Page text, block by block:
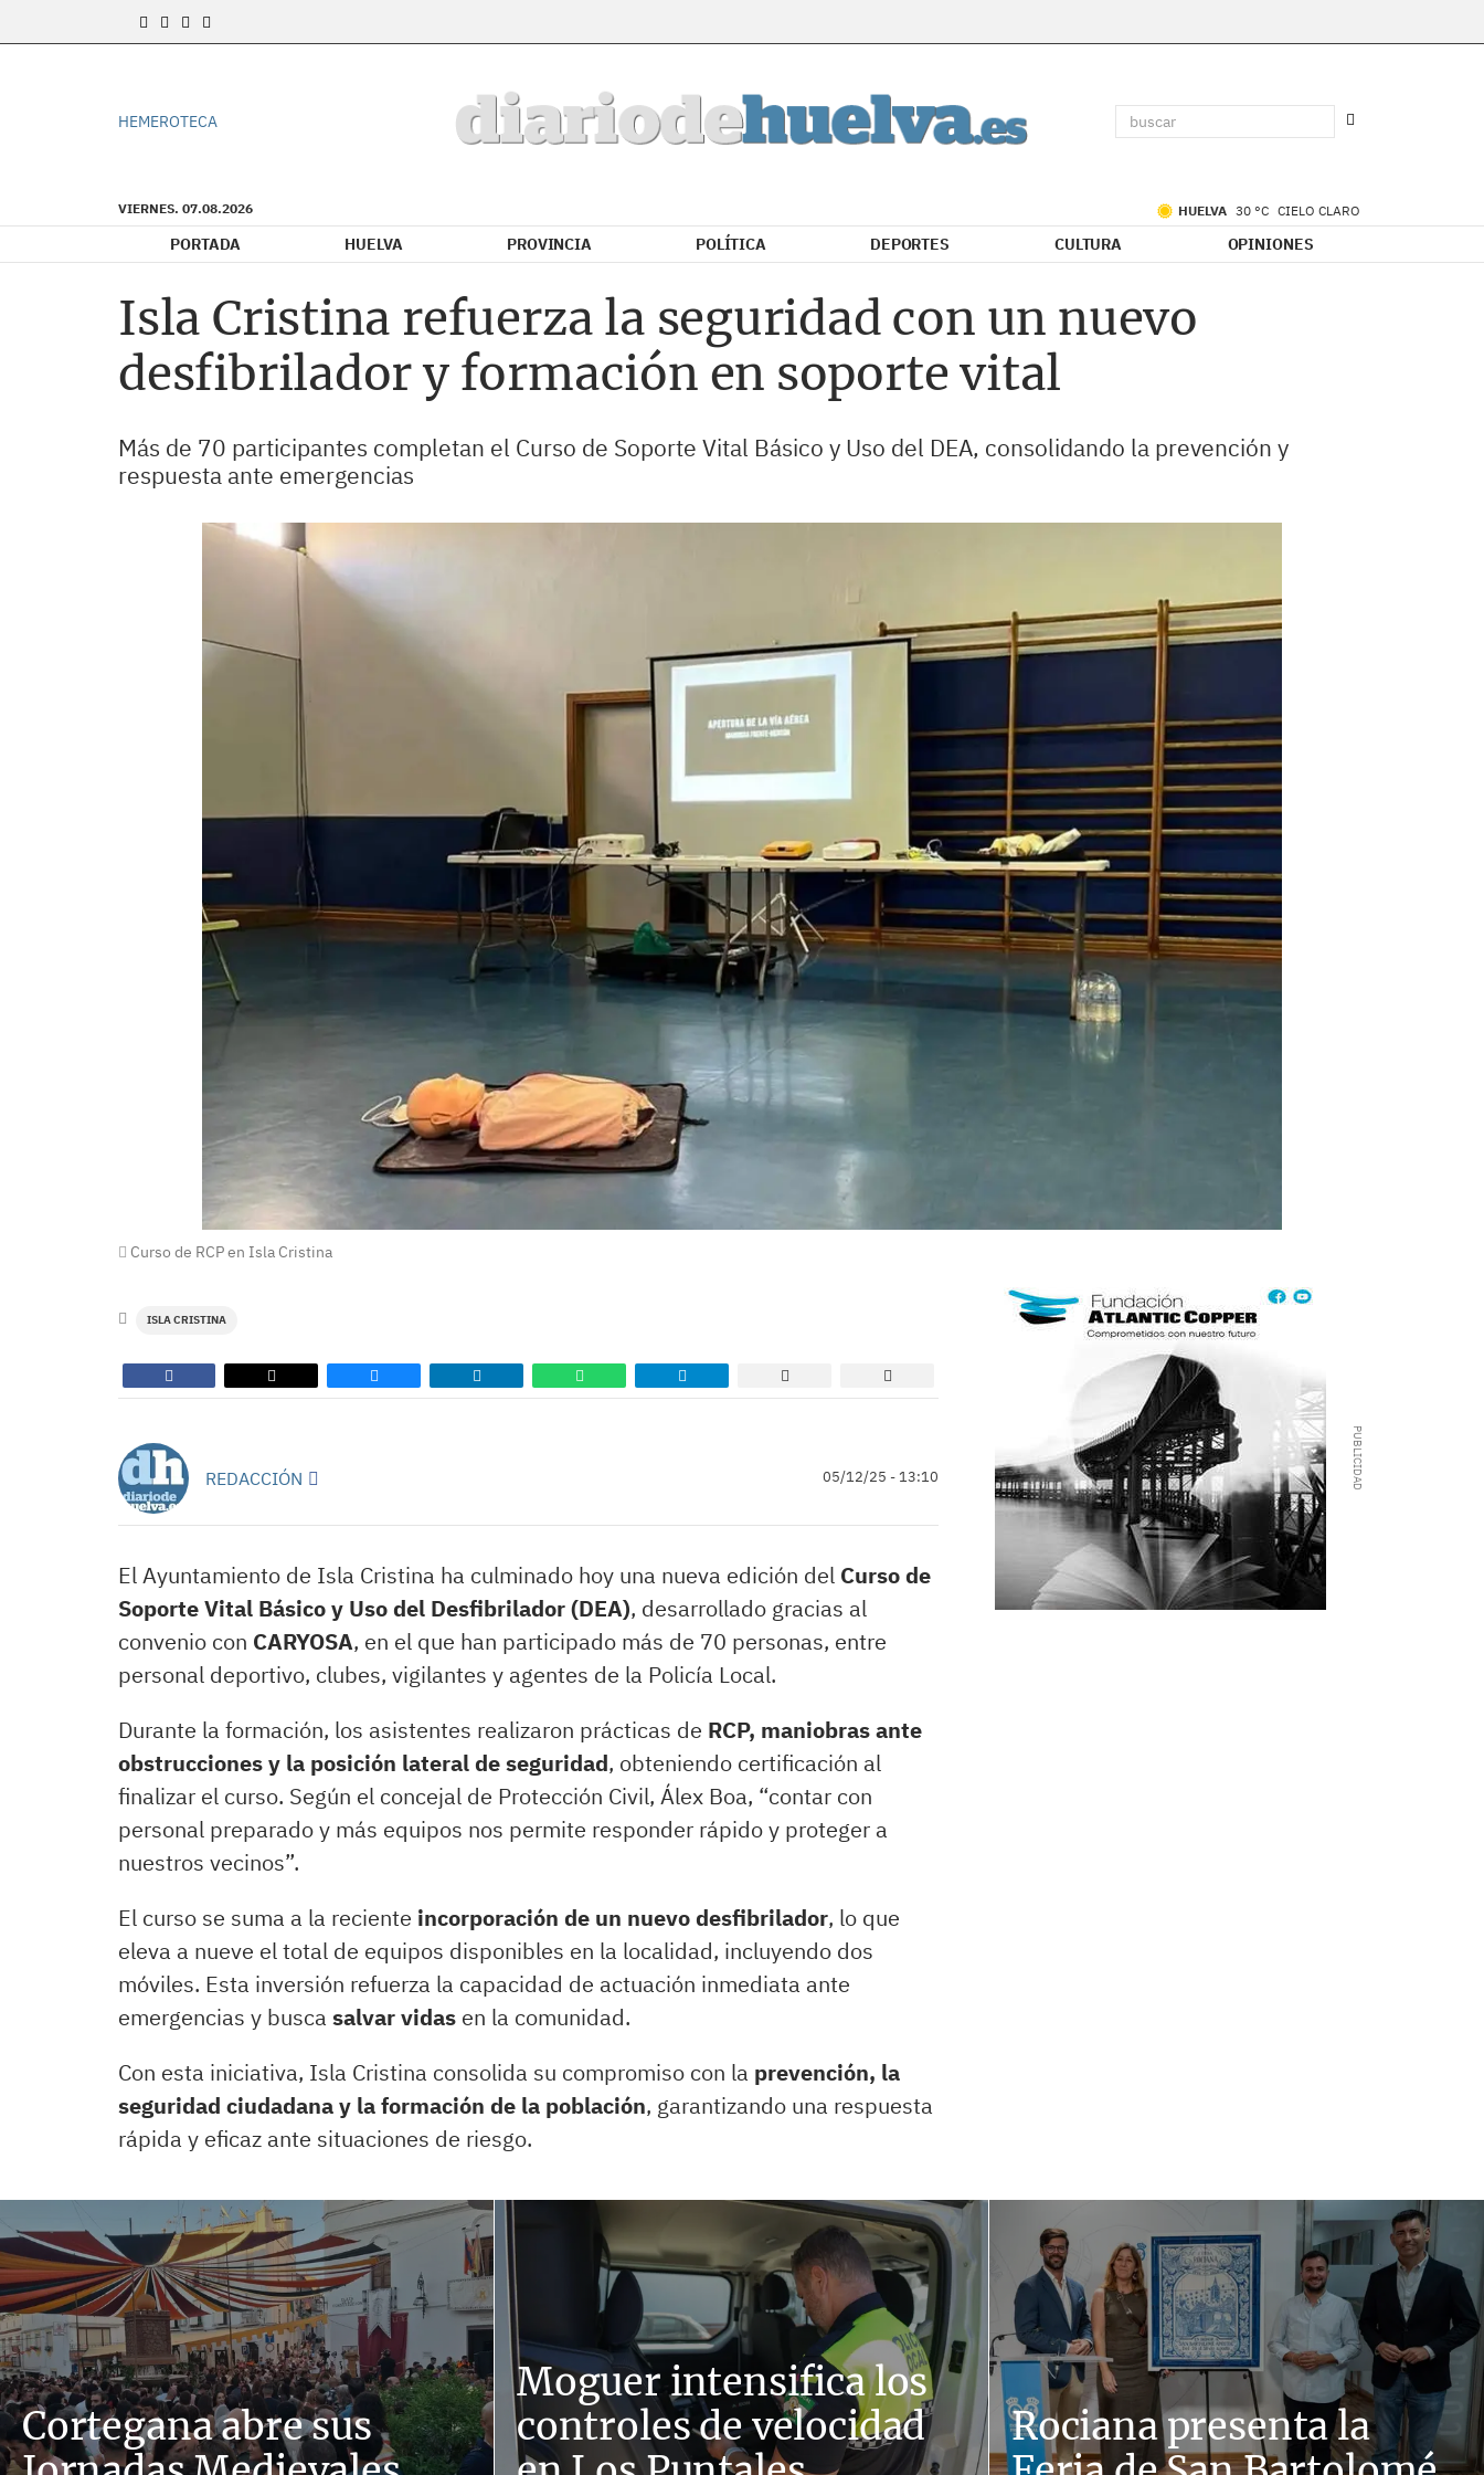
HEMEROTECA
VIERNES. 07.08.2026 HUELVA 30 °C CIELO CLARO
PORTADA HUELVA PROVINCIA POLÍTICA DEPORTES CULTURA OPINIONES
Isla Cristina refuerza la seguridad con un nuevo
desfibrilador y formación en soporte vital
Más de 70 participantes completan el Curso de Soporte Vital Básico y Uso del DEA, consolidando la prevención y
respuesta ante emergencias
Curso de RCP en Isla Cristina
ISLA CRISTINA
REDACCIÓN 05/12/25 - 13:10
El Ayuntamiento de Isla Cristina ha culminado hoy una nueva edición del Curso de
Soporte Vital Básico y Uso del Desfibrilador (DEA), desarrollado gracias al
convenio con CARYOSA, en el que han participado más de 70 personas, entre
personal deportivo, clubes, vigilantes y agentes de la Policía Local.
Durante la formación, los asistentes realizaron prácticas de RCP, maniobras ante
obstrucciones y la posición lateral de seguridad, obteniendo certificación al
finalizar el curso. Según el concejal de Protección Civil, Álex Boa, “contar con
personal preparado y más equipos nos permite responder rápido y proteger a
nuestros vecinos”.
El curso se suma a la reciente incorporación de un nuevo desfibrilador, lo que
eleva a nueve el total de equipos disponibles en la localidad, incluyendo dos
móviles. Esta inversión refuerza la capacidad de actuación inmediata ante
emergencias y busca salvar vidas en la comunidad.
Con esta iniciativa, Isla Cristina consolida su compromiso con la prevención, la
seguridad ciudadana y la formación de la población, garantizando una respuesta
rápida y eficaz ante situaciones de riesgo.
Cortegana abre sus
Moguer intensifica los
controles de velocidad
Rociana presenta la